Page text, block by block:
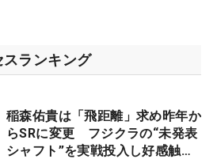
ランキング
稲森佑貴は「飛距離」求め昨年か
らSRに変更 フジクラの“未発表
シャフト”を実戦投入し好感触